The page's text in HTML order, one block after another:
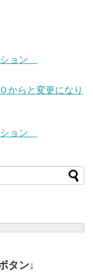
ション
からと変更になり
ション
タン↓